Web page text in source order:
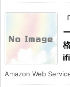
Amazon Web